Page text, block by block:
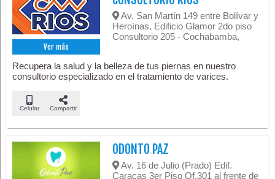
Ver más
Av. San Martín 149 entre Bolívar y
Heroínas. Edificio Glamor 2do piso
Consultorio 205 - Cochabamba,
Recupera la salud y la belleza de tus piernas en nuestro
consultorio especializado en el tratamiento de varices.
Celular Compartir
ODONTO PAZ
Av. 16 de Julio (Prado) Edif.
Caracas 3er Piso Of.301 al frente de